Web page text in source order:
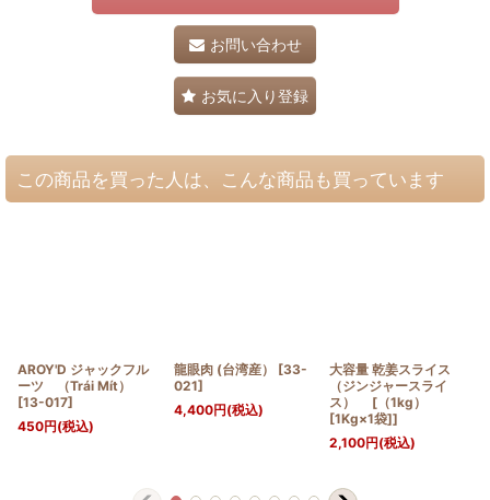
お問い合わせ
お気に入り登録
この商品を買った人は、こんな商品も買っています
AROY'D ジャックフル
ーツ （Trái Mít）
[13-017]
450円(税込)
龍眼肉 (台湾産） [33-
021]
4,400円(税込)
大容量 乾姜スライス
（ジンジャースライ
ス） [（1kg）
[1Kg×1袋]]
2,100円(税込)